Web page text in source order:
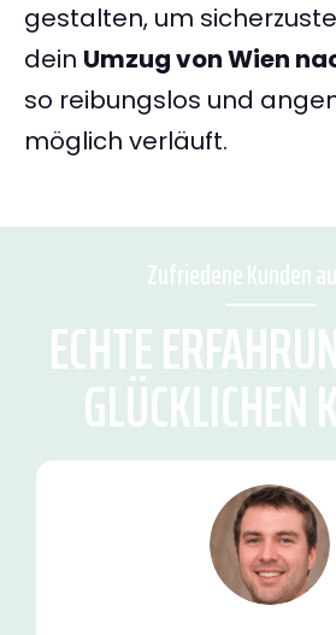
gestalten, um
dein Umzug von Wien
so reibungslos und
möglich verläuft.
Zufriedene Kunden
ECHTE
GLÜCKLICHEN